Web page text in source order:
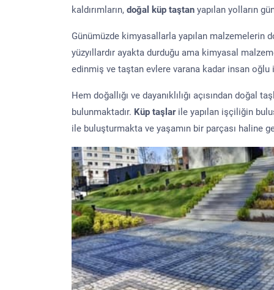
kaldırımların, doğal küp taştan yapılan yolların
Günümüzde kimyasallarla yapılan malzemelerin
yüzyıllardır ayakta durduğu ama kimyasal
edinmiş ve taştan evlere varana kadar insan oğlu
Hem doğallığı ve dayanıklılığı açısından
bulunmaktadır. Küp taşlarile yapılan işçiliğin
ile buluşturmakta ve yaşamın bir parçası haline